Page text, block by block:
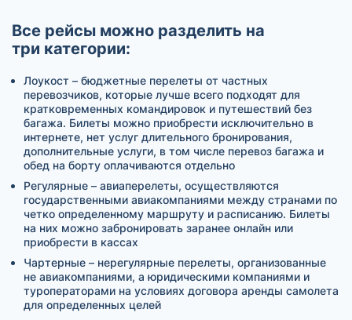
Все рейсы можно разделить на
три категории:
Лоукост – бюджетные перелеты от частных
перевозчиков, которые лучше всего подходят для
кратковременных командировок и путешествий без
багажа. Билеты можно приобрести исключительно в
интернете, нет услуг длительного бронирования,
дополнительные услуги, в том числе перевоз багажа и
обед на борту оплачиваются отдельно
Регулярные – авиаперелеты, осуществляются
государственными авиакомпаниями между странами по
четко определенному маршруту и расписанию. Билеты
на них можно забронировать заранее онлайн или
приобрести в кассах
Чартерные – нерегулярные перелеты, организованные
не авиакомпаниями, а юридическими компаниями и
туроператорами на условиях договора аренды самолета
для определенных целей